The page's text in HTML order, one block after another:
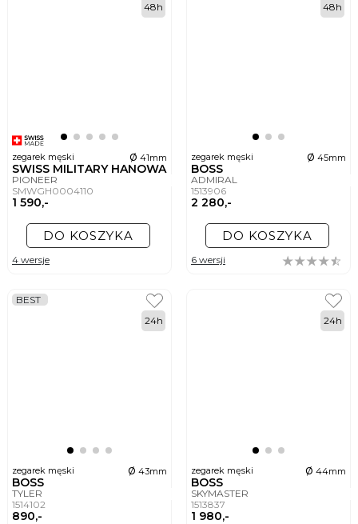
zegarek męski ø 41mm
SWISS MILITARY HANOWA
PIONEER
SMWGH0004110
1 590,-
48h
DO KOSZYKA
4 wersje
zegarek męski ø 45mm
BOSS
ADMIRAL
1513906
2 280,-
48h
DO KOSZYKA
6 wersji
zegarek męski ø 43mm
BOSS
TYLER
1514102
890,-
BEST
24h
zegarek męski ø 44mm
BOSS
SKYMASTER
1513837
1 980,-
24h